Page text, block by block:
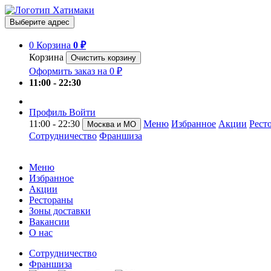
Выберите адрес
0 Корзина 0 ₽
Корзина
Очистить корзину
Оформить заказ на 0 ₽
11:00 - 22:30
Профиль Войти
11:00 - 22:30
Москва и МО Меню Избранное Акции
Сотрудничество Франшиза
Меню
Избранное
Акции
Рестораны
Зоны доставки
Вакансии
О нас
Сотрудничество
Франшиза